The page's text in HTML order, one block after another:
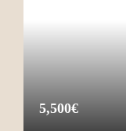
5,500€